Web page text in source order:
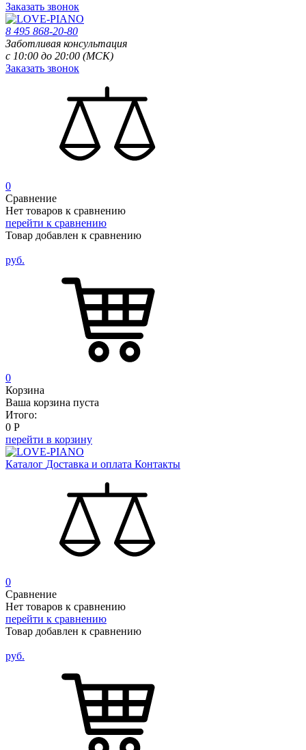
Заказать звонок
8 495 868-20-80
Заботливая консультация
с 10:00 до 20:00 (МСК)
Заказать звонок
0
Сравнение
Нет товаров к сравнению
перейти к сравнению
Товар добавлен к сравнению
руб.
0
Корзина
Ваша корзина пуста
Итого:
0 Р
перейти в корзину
Каталог Доставка и оплата Контакты
0
Сравнение
Нет товаров к сравнению
перейти к сравнению
Товар добавлен к сравнению
руб.